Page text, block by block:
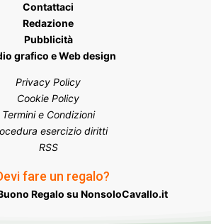
Contattaci
Redazione
Pubblicità
grafico e Web design
Privacy Policy
Cookie Policy
Termini e Condizioni
esercizio diritti
RSS
fare un regalo?
Regalo su NonsoloCavallo.it